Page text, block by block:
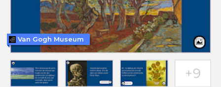
Van Gogh Museum